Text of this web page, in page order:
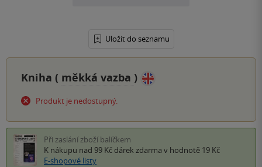
Uložit do seznamu
Kniha ( měkká vazba )
Produkt je nedostupný.
Při zaslání zboží balíčkem
K nákupu nad 99 Kč dárek zdarma v hodnotě 19 Kč
E-shopové listy